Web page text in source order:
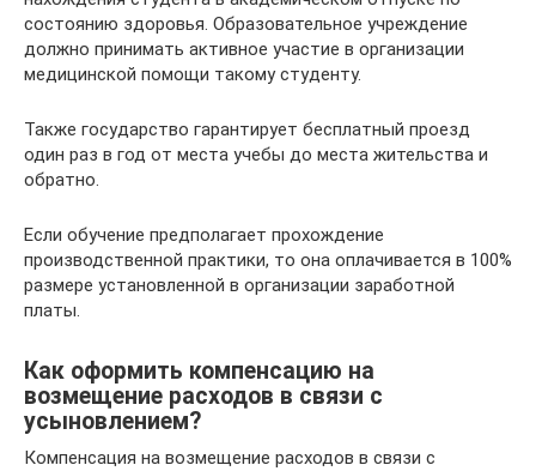
состоянию здоровья. Образовательное учреждение
должно принимать активное участие в организации
медицинской помощи такому студенту.
Также государство гарантирует бесплатный проезд
один раз в год от места учебы до места жительства и
обратно.
Если обучение предполагает прохождение
производственной практики, то она оплачивается в 100%
размере установленной в организации заработной
платы.
Как оформить компенсацию на
возмещение расходов в связи с
усыновлением?
Компенсация на возмещение расходов в связи с